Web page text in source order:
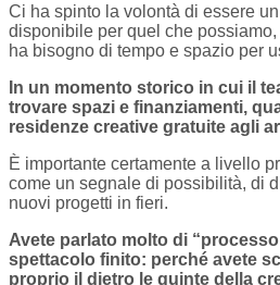
Ci ha spinto la volontà di essere
disponibile per quel che
ha bisogno di tempo e spazio per
In un momento storico in cui il
trovare spazi e finanziamenti,
residenze creative gratuite agli
È importante certamente a livello
come un segnale di possibilità, di
nuovi progetti in fieri.
Avete parlato molto di
spettacolo finito: perché avete
proprio il dietro le quinte della